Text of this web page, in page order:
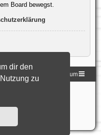
dir den
zu
Board bewegst.
Impressum
Limited
Style-Design